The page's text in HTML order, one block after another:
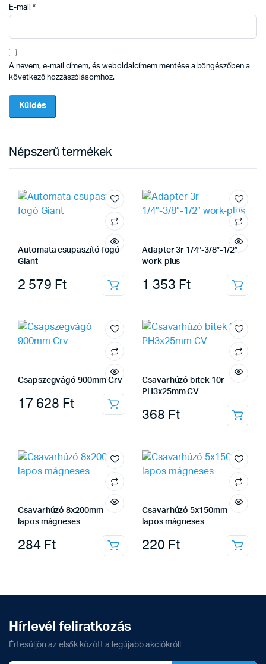
E-mail *
A nevem, e-mail címem, és weboldalcímem mentése a böngészőben a
következő hozzászólásomhoz.
Népszerű termékek
Automata csupaszító fogó
Giant
2 579 Ft
Adapter 3r 1/4″-3/8″-1/2″
work-plus
1 353 Ft
Csapszegvágó 900mm Crv
17 628 Ft
Csavarhúzó bitek 10r
PH3x25mm CV
368 Ft
Csavarhúzó 8x200mm
lapos mágneses
284 Ft
Csavarhúzó 5x150mm
lapos mágneses
220 Ft
Hírlevél feliratkozás
Értesüljön az elsők között a legújabb akciókról!